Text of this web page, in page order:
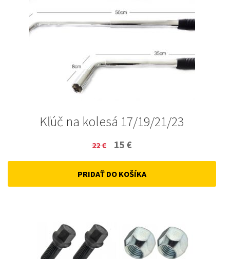
Kľúč na kolesá 17/19/21/23
22€
Original
price
was:
15 €
price
is:
PRIDAŤ DO KOŠÍKA